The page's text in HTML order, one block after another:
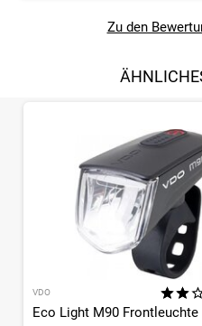
Zu den
VDO
Eco Light M90 Frontleuchte